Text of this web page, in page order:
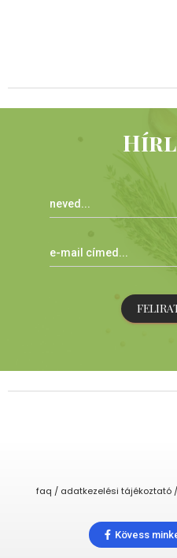
faq / adatkezelési tájékoztató
Kövess